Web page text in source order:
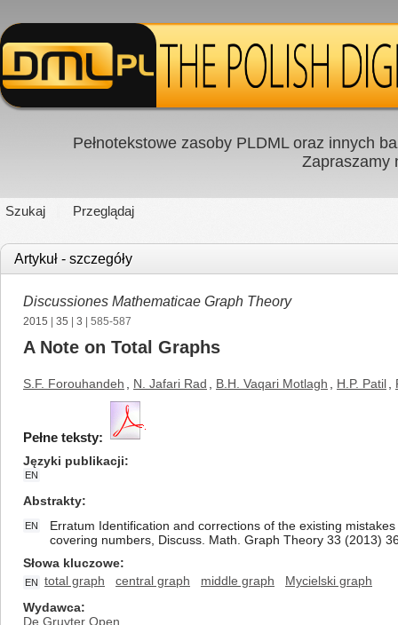
Pełnotekstowe zasoby PLDML oraz innych
Zapraszamy
Szukaj Przeglądaj
Artykuł - szczegóły
Discussiones Mathematicae Graph Theory
2015 35 3 | 585-587
A Note on Total Graphs
S.F. Forouhandeh N. Jafari Rad B.H. Vaqari Motlagh H.P. Patil
Pełne teksty:
Języki publikacji
EN
Abstrakty
EN
Erratum Identification and corrections of the existing
covering numbers, Discuss. Math. Graph Theory 33 (2013)
Słowa kluczowe
EN total graph central graph middle graph
Mycielski graph
Wydawca
De Gruyter Open